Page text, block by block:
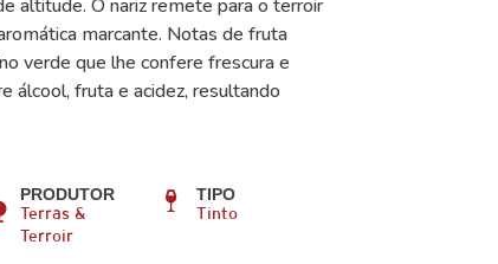
altitude. O nariz remete para o terroir
marcante. Notas de fruta
verde que lhe confere frescura e
álcool, fruta e acidez, resultando
PRODUTOR
Terras &
Terroir
TIPO
Tinto